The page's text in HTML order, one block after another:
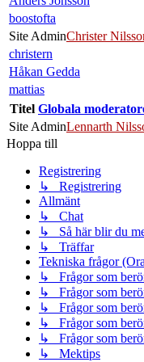
boostofta
Site AdminChrister
christern
Håkan Gedda
mattias
Titel Globala
Site AdminLennarth
Hoppa till
Registrering
↳ Registrering
Allmänt
↳ Chat
↳ Så här blir du
↳ Träffar
Tekniska frågor
↳ Frågor som
↳ Frågor som
↳ Frågor som
↳ Frågor som
↳ Frågor som
↳ Mektips